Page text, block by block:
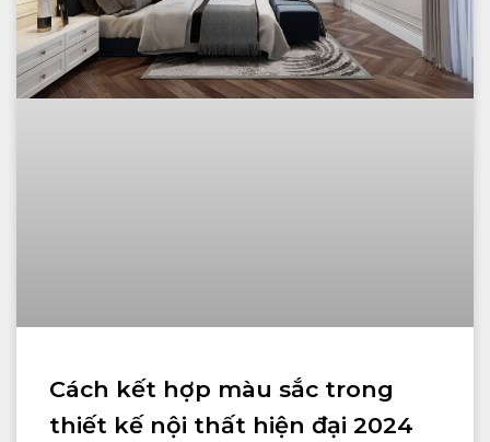
Cách kết hợp màu sắc trong
thiết kế nội thất hiện đại 2024